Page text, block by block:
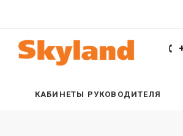
КАБИНЕТЫ РУКОВОДИТЕЛЯ